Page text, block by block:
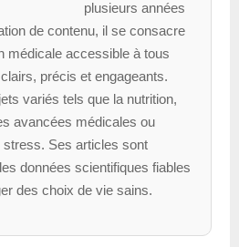
plusieurs années
de contenu, il se consacre
médicale accessible à tous
précis et engageants.
variés tels que la nutrition,
avancées médicales ou
stress. Ses articles sont
données scientifiques fiables
des choix de vie sains.